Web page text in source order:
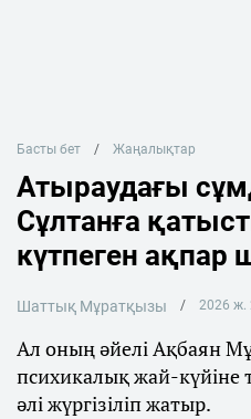
Басты бет Жаңалықтар
Атыраудағы
Сұлтанға
күтпеген
Шаттық Мұратқызы 2026 ж.
Ал оның әйелі Ақбаян
психикалық жай-күйіне
әлі жүргізіліп жатыр.